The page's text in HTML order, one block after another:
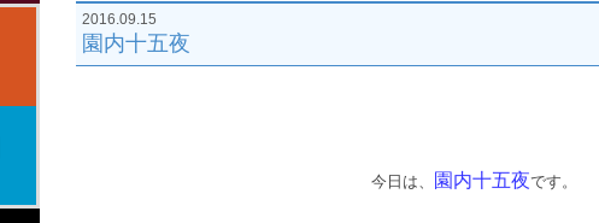
2016.09.15
園内十五夜
今日は、 園内十五夜です。